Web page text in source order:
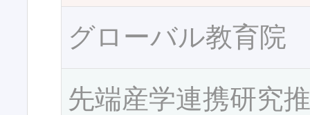
グローバル教育院
先端産学連携研究